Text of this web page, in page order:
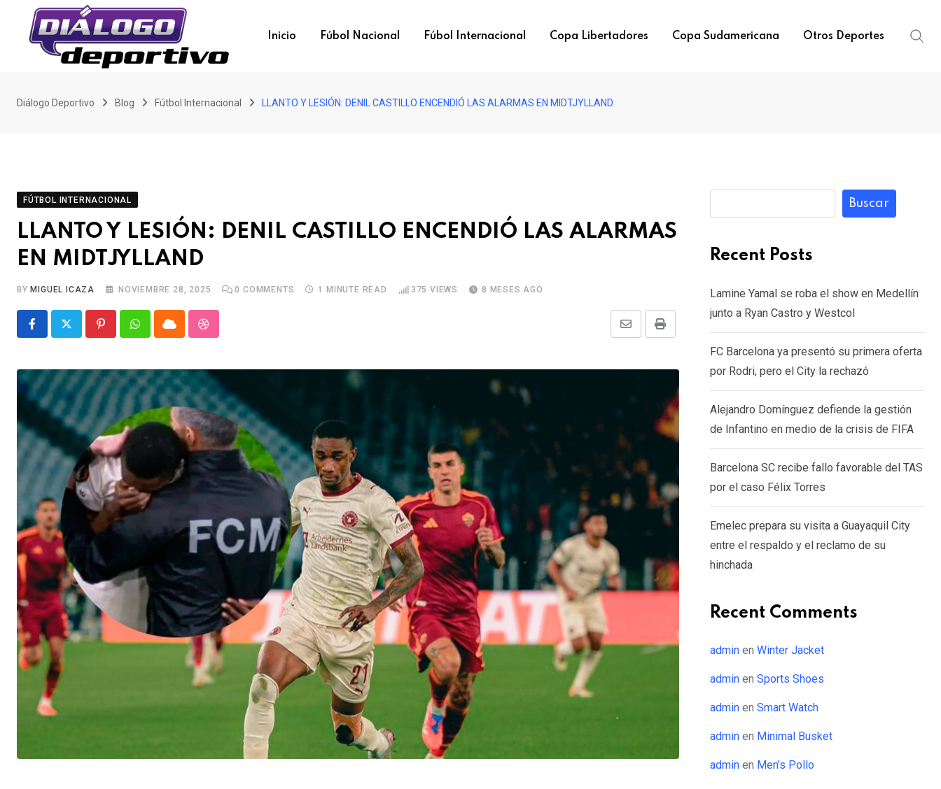
content
Inicio Fúbol Nacional Fúbol Internacional Copa Libertadores Copa Sudamericana Otros Deportes
Diálogo Deportivo Blog Fútbol Internacional LLANTO Y LESIÓN: DENIL CASTILLO ENCENDIÓ LAS ALARMAS EN MIDTJYLLAND
FÚTBOL INTERNACIONAL
LLANTO Y LESIÓN: DENIL CASTILLO ENCENDIÓ LAS ALARMAS
EN MIDTJYLLAND
BY MIGUEL ICAZA NOVIEMBRE 28, 2025 0 COMMENTS 1 MINUTE READ 375 VIEWS 8 MESES AGO
PinterestWhatsappCloud StumbleUpon Print
Share
Email
Buscar
Recent Posts
Lamine Yamal se roba el show en Medellín
junto a Ryan Castro y Westcol
FC Barcelona ya presentó su primera oferta
por Rodri, pero el City la rechazó
Alejandro Domínguez defiende la gestión
de Infantino en medio de la crisis de FIFA
Barcelona SC recibe fallo favorable del TAS
por el caso Félix Torres
Emelec prepara su visita a Guayaquil City
entre el respaldo y el reclamo de su
hinchada
Recent Comments
admin en Winter Jacket
admin en Sports Shoes
admin en Smart Watch
admin en Minimal Busket
admin en Men’s Pollo